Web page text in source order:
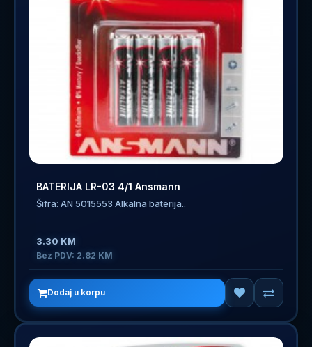
BATERIJA LR-03 4/1 Ansmann
Šifra: AN 5015553 Alkalna baterija..
3.30 KM
Bez PDV: 2.82 KM
Dodaj u korpu